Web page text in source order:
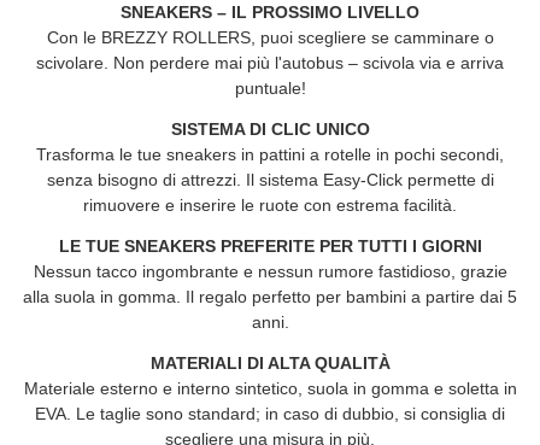
SNEAKERS – IL PROSSIMO LIVELLO
Con le BREZZY ROLLERS, puoi scegliere se camminare o
scivolare. Non perdere mai più l'autobus – scivola via e arriva
puntuale!
SISTEMA DI CLIC UNICO
Trasforma le tue sneakers in pattini a rotelle in pochi secondi,
senza bisogno di attrezzi. Il sistema Easy-Click permette di
rimuovere e inserire le ruote con estrema facilità.
LE TUE SNEAKERS PREFERITE PER TUTTI I GIORNI
Nessun tacco ingombrante e nessun rumore fastidioso, grazie
alla suola in gomma. Il regalo perfetto per bambini a partire dai 5
anni.
MATERIALI DI ALTA QUALITÀ
Materiale esterno e interno sintetico, suola in gomma e soletta in
EVA. Le taglie sono standard; in caso di dubbio, si consiglia di
scegliere una misura in più.